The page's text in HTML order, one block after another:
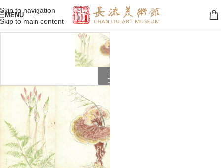
Skip to navigation
Skip to main content
MENU